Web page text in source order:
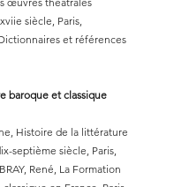
siècle, Paris,
et références
baroque et classique
Histoire de la littérature
septième siècle, Paris,
René, La Formation